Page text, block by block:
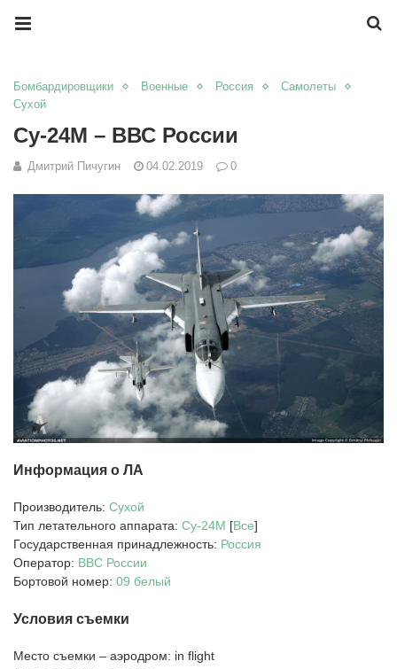
Бомбардировщики Военные Россия
Самолеты
Сухой
Су-24М – ВВС России
Дмитрий Пичугин 04.02.2019 0
Информация о ЛА
Производитель: Сухой
Тип летательного аппарата: Су-24М [Все]
Государственная принадлежность: Россия
Оператор: ВВС России
Бортовой номер: 09 белый
Условия съемки
Место съемки – аэродром: in flight